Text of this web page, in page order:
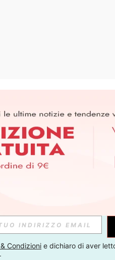
APP
SCOPRIRE LE ULTIME TENDENZE
IN QUALSIASI MOMENTO).
Condizioni e dichiaro di aver
.